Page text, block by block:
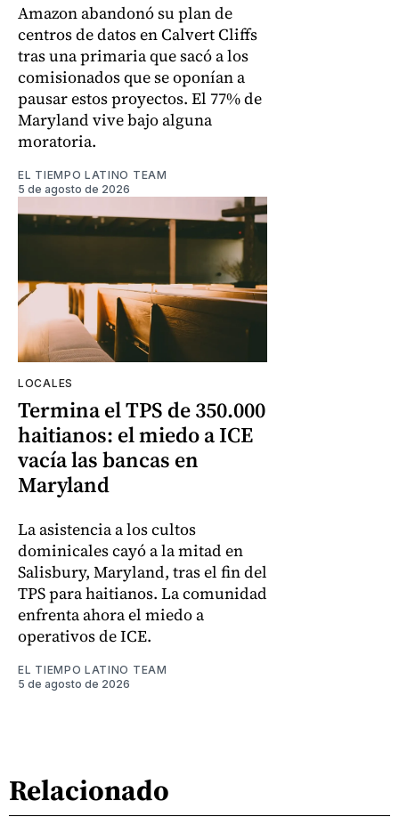
Amazon abandonó su plan de
centros de datos en Calvert Cliffs
tras una primaria que sacó a los
comisionados que se oponían a
pausar estos proyectos. El 77% de
Maryland vive bajo alguna
moratoria.
EL TIEMPO LATINO TEAM
5 de agosto de 2026
LOCALES
Termina el TPS de 350.000
haitianos: el miedo a ICE
vacía las bancas en
Maryland
La asistencia a los cultos
dominicales cayó a la mitad en
Salisbury, Maryland, tras el fin del
TPS para haitianos. La comunidad
enfrenta ahora el miedo a
operativos de ICE.
EL TIEMPO LATINO TEAM
5 de agosto de 2026
Relacionado